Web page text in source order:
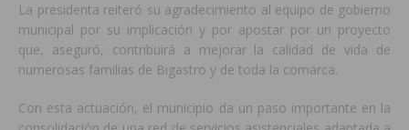
La presidenta reiteró su agradecimiento al equipo de gobierno
municipal por su implicación y por apostar por un proyecto
que, aseguró, contribuirá a mejorar la calidad de vida de
numerosas familias de Bigastro y de toda la comarca.
Con esta actuación, el municipio da un paso importante en la